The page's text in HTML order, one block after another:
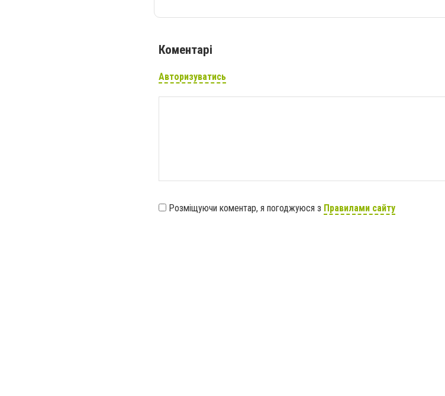
Коментарі
Авторизуватись
Розміщуючи коментар, я погоджуюся з Правилами сайту